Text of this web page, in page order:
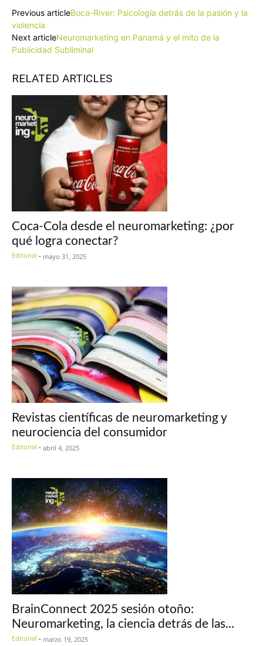
Previous articleBoca-River: Psicología detrás de la pasión y la
violencia
Next articleNeuromarketing en Panamá y el mito de la
Publicidad Subliminal
RELATED ARTICLES
Coca-Cola desde el neuromarketing: ¿por
qué logra conectar?
Editorial - mayo 31, 2025
Revistas científicas de neuromarketing y
neurociencia del consumidor
Editorial - abril 4, 2025
BrainConnect 2025 sesión otoño:
Neuromarketing, la ciencia detrás de las...
Editorial - marzo 19, 2025